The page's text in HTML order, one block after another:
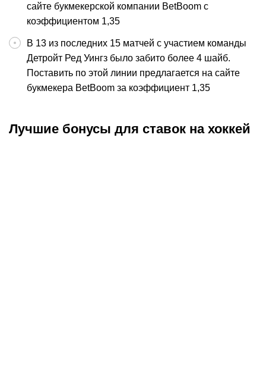
сайте букмекерской компании BetBoom с
коэффициентом 1,35
В 13 из последних 15 матчей с участием команды
Детройт Ред Уингз было забито более 4 шайб.
Поставить по этой линии предлагается на сайте
букмекера BetBoom за коэффициент 1,35
Лучшие бонусы для ставок на хоккей